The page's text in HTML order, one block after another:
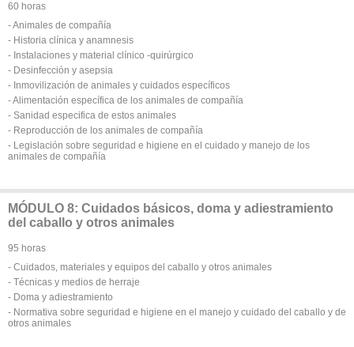
60 horas
- Animales de compañía
- Historia clínica y anamnesis
- Instalaciones y material clínico -quirúrgico
- Desinfección y asepsia
- Inmovilización de animales y cuidados específicos
- Alimentación específica de los animales de compañía
- Sanidad especifica de estos animales
- Reproducción de los animales de compañía
- Legislación sobre seguridad e higiene en el cuidado y manejo de los
animales de compañía
MÓDULO 8: Cuidados básicos, doma y adiestramiento
del caballo y otros animales
95 horas
- Cuidados, materiales y equipos del caballo y otros animales
- Técnicas y medios de herraje
- Doma y adiestramiento
- Normativa sobre seguridad e higiene en el manejo y cuidado del caballo y de
otros animales